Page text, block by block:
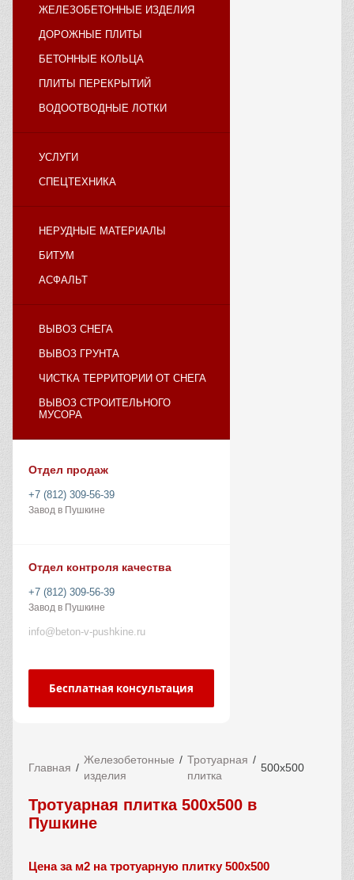
ЖЕЛЕЗОБЕТОННЫЕ ИЗДЕЛИЯ
ДОРОЖНЫЕ ПЛИТЫ
БЕТОННЫЕ КОЛЬЦА
ПЛИТЫ ПЕРЕКРЫТИЙ
ВОДООТВОДНЫЕ ЛОТКИ
УСЛУГИ
СПЕЦТЕХНИКА
НЕРУДНЫЕ МАТЕРИАЛЫ
БИТУМ
АСФАЛЬТ
ВЫВОЗ СНЕГА
ВЫВОЗ ГРУНТА
ЧИСТКА ТЕРРИТОРИИ ОТ СНЕГА
ВЫВОЗ СТРОИТЕЛЬНОГО
МУСОРА
Отдел продаж
+7 (812) 309-56-39
Завод в Пушкине
Отдел контроля качества
+7 (812) 309-56-39
Завод в Пушкине
info@beton-v-pushkine.ru
Бесплатная консультация
Главная
Железобетонные
изделия
Тротуарная
плитка
500х500
Тротуарная плитка 500х500 в
Пушкине
Цена за м2 на тротуарную плитку 500х500